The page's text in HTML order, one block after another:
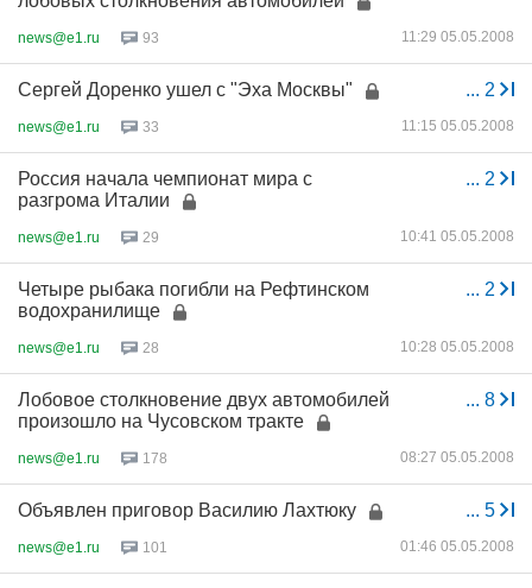
news@e1.ru 93 11:29 05.05.2008
... 2
Сергей Доренко ушел с "Эха Москвы"
news@e1.ru 33 11:15 05.05.2008
... 2
Россия начала чемпионат мира с
разгрома Италии
news@e1.ru 29 10:41 05.05.2008
... 2
Четыре рыбака погибли на Рефтинском
водохранилище
news@e1.ru 28 10:28 05.05.2008
... 8
Лобовое столкновение двух автомобилей
произошло на Чусовском тракте
news@e1.ru 178 08:27 05.05.2008
... 5
Объявлен приговор Василию Лахтюку
news@e1.ru 101 01:46 05.05.2008